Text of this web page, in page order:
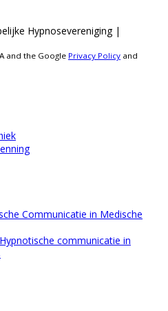
Hypnosevereniging |
and the Google Privacy Policy and
Communicatie in Medische
communicatie in